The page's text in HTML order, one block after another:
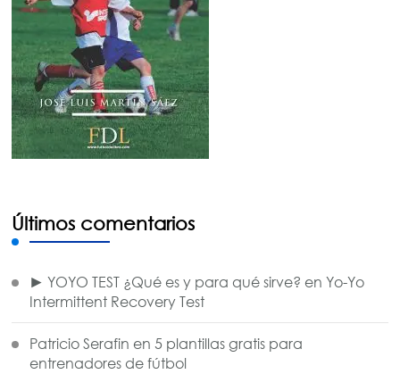
Últimos comentarios
► YOYO TEST ¿Qué es y para qué sirve? enYo-Yo
Intermittent Recovery Test
Patricio Serafin en5 plantillas gratis para
entrenadores de fútbol